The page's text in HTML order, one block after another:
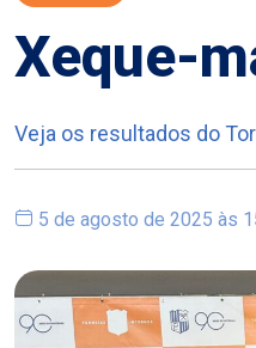
Xeque-
Veja os resultados do
5 de agosto de 2025 às